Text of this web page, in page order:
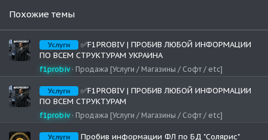
Похожие темы
Услуги
✅F1PROBIV | ПРОБИВ ЛЮБОЙ ИНФОРМАЦИИ
ПО ВСЕМ СТРУКТУРАМ УКРАИНА
f1probiv Продажа [Услуги / Магазины / Софт / etc]
Услуги
✅F1PROBIV | ПРОБИВ ЛЮБОЙ ИНФОРМАЦИИ
ПО ВСЕМ СТРУКТУРАМ
f1probiv Продажа [Услуги / Магазины / Софт / etc]
Услуги Пробив информации ФЛ по БД "Солярис"